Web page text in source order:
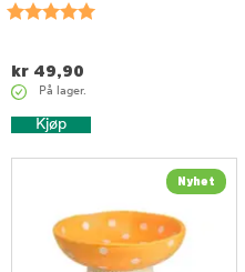
kr 49,90
På lager.
Kjøp